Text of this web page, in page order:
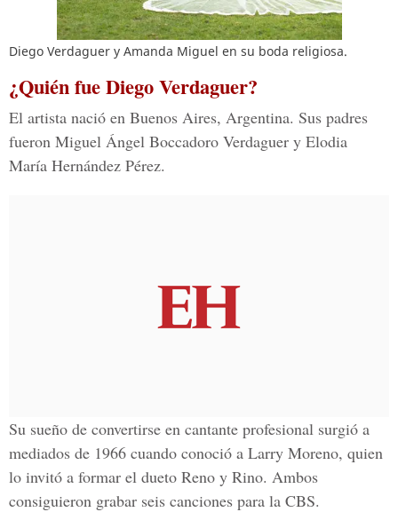
Diego Verdaguer y Amanda Miguel en su boda religiosa.
¿Quién fue Diego Verdaguer?
El artista nació en Buenos Aires, Argentina. Sus padres
fueron Miguel Ángel Boccadoro Verdaguer y Elodia
María Hernández Pérez.
Su sueño de convertirse en cantante profesional surgió a
mediados de 1966 cuando conoció a Larry Moreno, quien
lo invitó a formar el dueto Reno y Rino. Ambos
consiguieron grabar seis canciones para la CBS.